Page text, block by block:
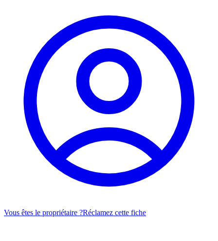
Vous êtes le propriétaire ?Réclamez cette fiche